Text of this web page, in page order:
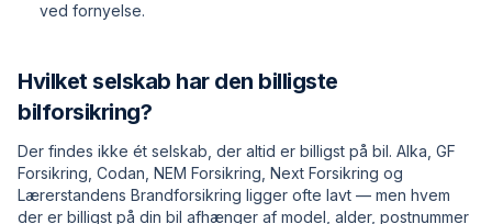
ved fornyelse.
Hvilket selskab har den billigste
bilforsikring?
Der findes ikke ét selskab, der altid er billigst på bil. Alka, GF
Forsikring, Codan, NEM Forsikring, Next Forsikring og
Lærerstandens Brandforsikring ligger ofte lavt — men hvem
der er billigst på din bil afhænger af model, alder, postnummer